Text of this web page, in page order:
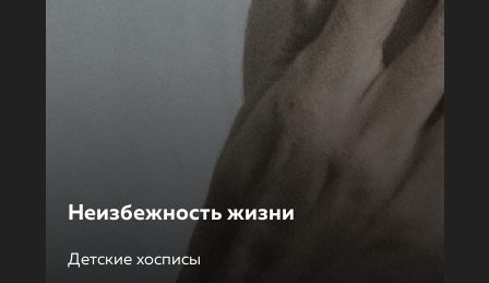
Неизбежность жизни
Детские хосписы